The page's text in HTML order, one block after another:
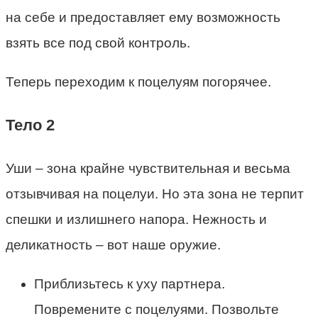
на себе и предоставляет ему возможность
взять все под свой контроль.
Теперь переходим к поцелуям погорячее.
Тело 2
Уши – зона крайне чувствительная и весьма
отзывчивая на поцелуи. Но эта зона не терпит
спешки и излишнего напора. Нежность и
деликатность – вот наше оружие.
Приблизьтесь к уху партнера.
Повремените с поцелуями. Позвольте